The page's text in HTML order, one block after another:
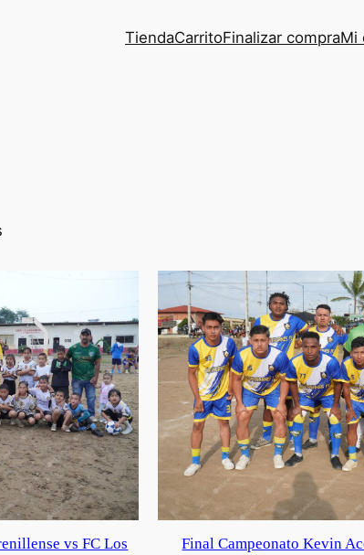
TiendaCarritoFinalizar compraMi
vs FC Los
Final Campeonato Kevin